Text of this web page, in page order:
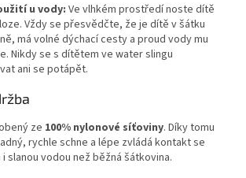
u vody: Ve vlhkém prostředí noste dítě
Vždy se přesvědčte, že je dítě v šátku
má volné dýchací cesty a proud vody mu
Nikdy se s dítětem ve water slingu
ani se potápět.
ze 100% nylonové síťoviny. Díky tomu
rychle schne a lépe zvládá kontakt se
slanou vodou než běžná šátkovina.